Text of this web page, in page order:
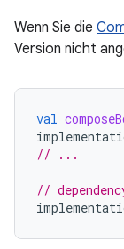
Wenn Sie die
Version nicht
val
// ...
//